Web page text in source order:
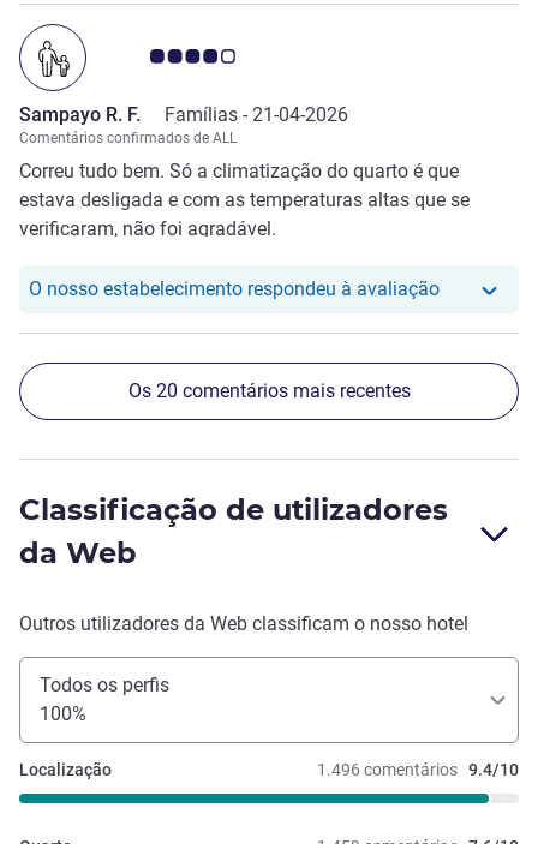
Nota clientes Avis 4.0/5
Sampayo R. F. Famílias - 21-04-2026
Comentários confirmados de ALL
Correu tudo bem. Só a climatização do quarto é que
estava desligada e com as temperaturas altas que se
verificaram, não foi agradável.
O nosso estabelecimento respondeu à avaliaçãoO nosso
Os 20 comentários mais recentes
Classificação de utilizadores
da Web
Outros utilizadores da Web classificam o nosso hotel
Todos os perfis
100%
1.496 comentários 9.4/10
Localização